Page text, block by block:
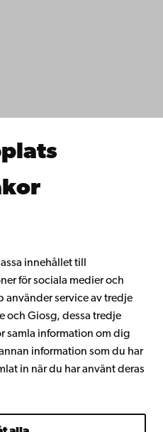
innehållet till
för sociala medier och
använder service av tredje
och Giosg, dessa tredje
samla information om dig
information som du har
in när du har använt deras
alumnnätverk
LinkedIn Blog Snapchat